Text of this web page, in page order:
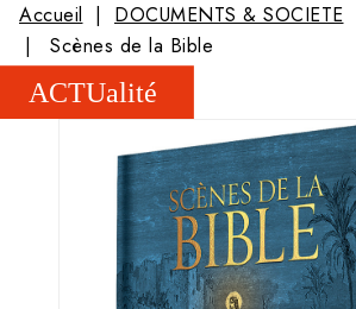
Accueil DOCUMENTS & SOCIETE
Scènes de la Bible